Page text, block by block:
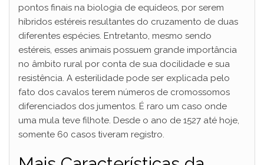
pontos finais na biologia de equídeos, por serem
híbridos estéreis resultantes do cruzamento de duas
diferentes espécies. Entretanto, mesmo sendo
estéreis, esses animais possuem grande importância
no âmbito rural por conta de sua docilidade e sua
resistência. A esterilidade pode ser explicada pelo
fato dos cavalos terem números de cromossomos
diferenciados dos jumentos. É raro um caso onde
uma mula teve filhote. Desde o ano de 1527 até hoje,
somente 60 casos tiveram registro.